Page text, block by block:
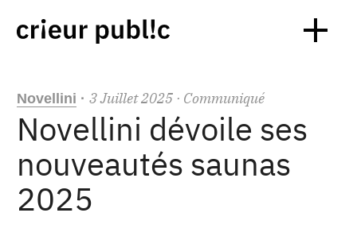
Novellini · 3Juillet2025 · Communiqué
Novellini dévoile ses
nouveautés saunas
2025